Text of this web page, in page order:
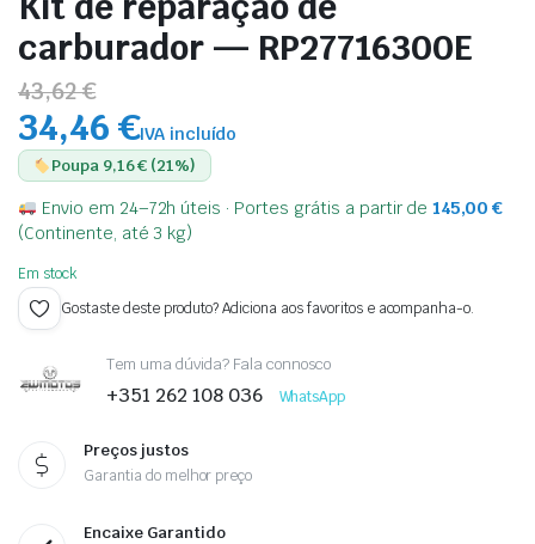
carburador — RP27716300E
43,62 €
34,46 €IVA incluído
Poupa 9,16 € (21%)
Envio em 24–72h úteis · Portes grátis a partir de145,00 €
(Continente, até 3 kg)
Em stock
Gostaste deste produto? Adiciona aos favoritos e acompanha-o.
Tem uma dúvida? Fala connosco
+351 262 108 036 WhatsApp
Preços justos
Garantia do melhor preço
Encaixe Garantido